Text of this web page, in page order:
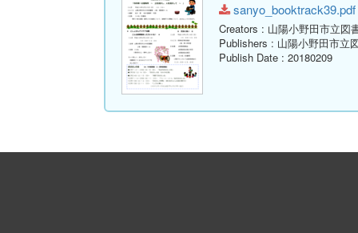
Creators : 山陽小野田市立図
Publishers : 山陽小野田市立
Publish Date : 20180209